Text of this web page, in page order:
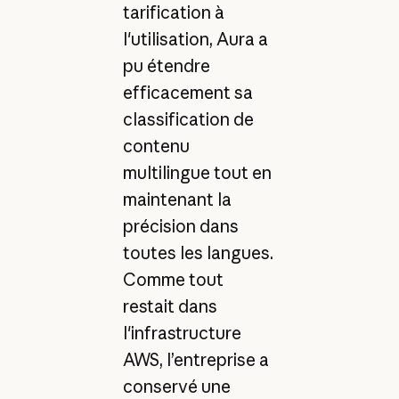
tarification à
l'utilisation, Aura a
pu étendre
efficacement sa
classification de
contenu
multilingue tout en
maintenant la
précision dans
toutes les langues.
Comme tout
restait dans
l'infrastructure
AWS, l’entreprise a
conservé une